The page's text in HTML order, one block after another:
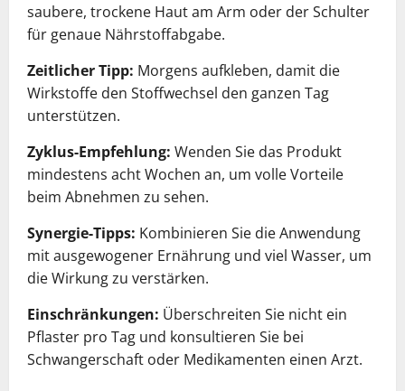
saubere, trockene Haut am Arm oder der Schulter
für genaue Nährstoffabgabe.
Zeitlicher Tipp: Morgens aufkleben, damit die
Wirkstoffe den Stoffwechsel den ganzen Tag
unterstützen.
Zyklus-Empfehlung: Wenden Sie das Produkt
mindestens acht Wochen an, um volle Vorteile
beim Abnehmen zu sehen.
Synergie-Tipps: Kombinieren Sie die Anwendung
mit ausgewogener Ernährung und viel Wasser, um
die Wirkung zu verstärken.
Einschränkungen: Überschreiten Sie nicht ein
Pflaster pro Tag und konsultieren Sie bei
Schwangerschaft oder Medikamenten einen Arzt.